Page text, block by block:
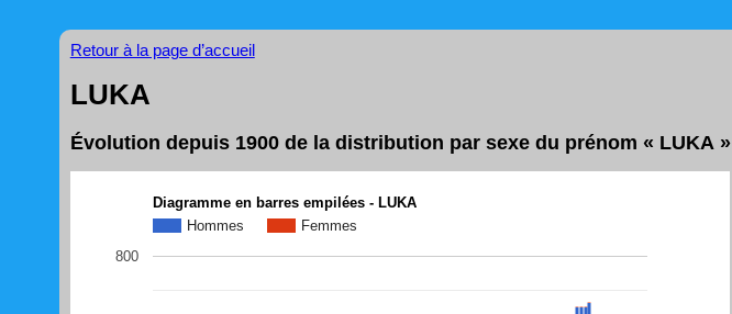
Retour à la page d’accueil
LUKA
Évolution depuis 1900 de la distribution par sexe du prénom « LUKA »
Diagramme en barres empilées - LUKA
Hommes
Femmes
800